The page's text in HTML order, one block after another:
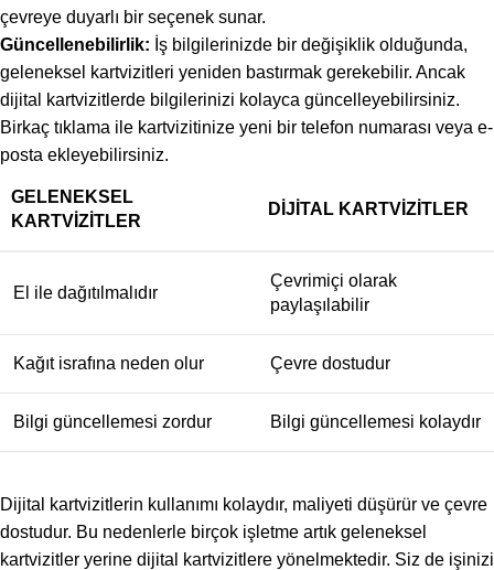
çevreye duyarlı bir seçenek sunar.
Güncellenebilirlik: İş bilgilerinizde bir değişiklik olduğunda,
geleneksel kartvizitleri yeniden bastırmak gerekebilir. Ancak
dijital kartvizitlerde bilgilerinizi kolayca güncelleyebilirsiniz.
Birkaç tıklama ile kartvizitinize yeni bir telefon numarası veya e-
posta ekleyebilirsiniz.
GELENEKSEL
KARTVIZITLER
DIJITAL KARTVIZITLER
El ile dağıtılmalıdır
Çevrimiçi olarak
paylaşılabilir
Kağıt israfına neden olur Çevre dostudur
Bilgi güncellemesi zordur Bilgi güncellemesi kolaydır
Dijital kartvizitlerin kullanımı kolaydır, maliyeti düşürür ve çevre
dostudur. Bu nedenlerle birçok işletme artık geleneksel
kartvizitler yerine dijital kartvizitlere yönelmektedir. Siz de işinizi